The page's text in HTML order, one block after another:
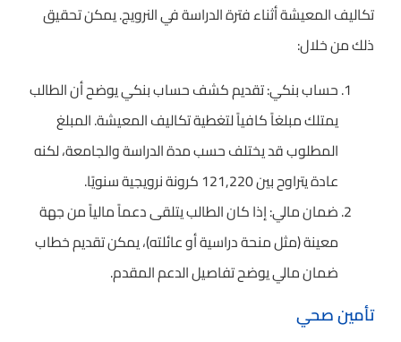
تكاليف المعيشة أثناء فترة الدراسة في النرويج. يمكن تحقيق
ذلك من خلال:
حساب بنكي: تقديم كشف حساب بنكي يوضح أن الطالب
يمتلك مبلغاً كافياً لتغطية تكاليف المعيشة. المبلغ
المطلوب قد يختلف حسب مدة الدراسة والجامعة، لكنه
عادة يتراوح بين 121,220 كرونة نرويجية سنويًا.
ضمان مالي: إذا كان الطالب يتلقى دعماً مالياً من جهة
معينة (مثل منحة دراسية أو عائلته)، يمكن تقديم خطاب
ضمان مالي يوضح تفاصيل الدعم المقدم.
تأمين صحي